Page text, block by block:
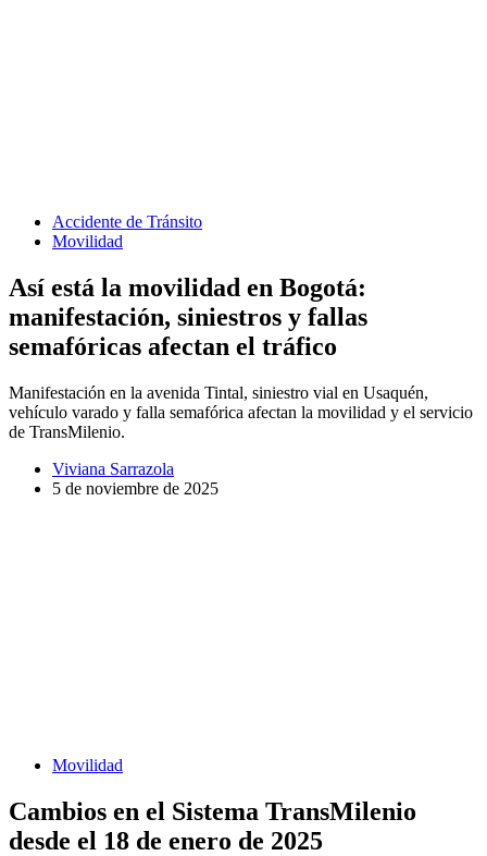
Accidente de Tránsito
Movilidad
Así está la movilidad en Bogotá:
manifestación, siniestros y fallas
semafóricas afectan el tráfico
Manifestación en la avenida Tintal, siniestro vial en Usaquén,
vehículo varado y falla semafórica afectan la movilidad y el servicio
de TransMilenio.
Viviana Sarrazola
5 de noviembre de 2025
Movilidad
Cambios en el Sistema TransMilenio
desde el 18 de enero de 2025